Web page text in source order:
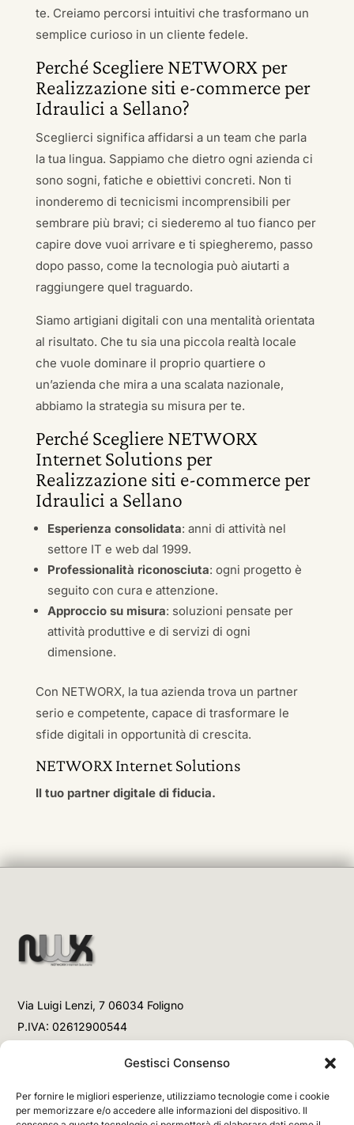
Gestisci Consenso
Per fornire le migliori esperienze, utilizziamo tecnologie come i cookie
per memorizzare e/o accedere alle informazioni del dispositivo. Il
te. Creiamo percorsi intuitivi che trasformano un
semplice curioso in un cliente fedele.
Perché Scegliere NETWORX per
Realizzazione siti e-commerce per
Idraulici a Sellano?
Sceglierci significa affidarsi a un team che parla
la tua lingua. Sappiamo che dietro ogni azienda ci
sono sogni, fatiche e obiettivi concreti. Non ti
inonderemo di tecnicismi incomprensibili per
sembrare più bravi; ci siederemo al tuo fianco per
capire dove vuoi arrivare e ti spiegheremo, passo
dopo passo, come la tecnologia può aiutarti a
raggiungere quel traguardo.
Siamo artigiani digitali con una mentalità orientata
al risultato. Che tu sia una piccola realtà locale
che vuole dominare il proprio quartiere o
un’azienda che mira a una scalata nazionale,
abbiamo la strategia su misura per te.
Perché Scegliere NETWORX
Internet Solutions per
Realizzazione siti e-commerce per
Idraulici a Sellano
Esperienza consolidata: anni di attività nel
settore IT e web dal 1999.
Professionalità riconosciuta: ogni progetto è
seguito con cura e attenzione.
Approccio su misura: soluzioni pensate per
attività produttive e di servizi di ogni
dimensione.
Con NETWORX, la tua azienda trova un partner
serio e competente, capace di trasformare le
sfide digitali in opportunità di crescita.
NETWORX Internet Solutions
Il tuo partner digitale di fiducia.
Via Luigi Lenzi, 7 06034 Foligno
P.IVA: 02612900544
+39 3477853708 (Chiamata)